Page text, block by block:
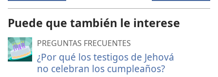
Puede que también le interese
PREGUNTAS FRECUENTES
¿Por qué los testigos de Jehová
no celebran los cumpleaños?